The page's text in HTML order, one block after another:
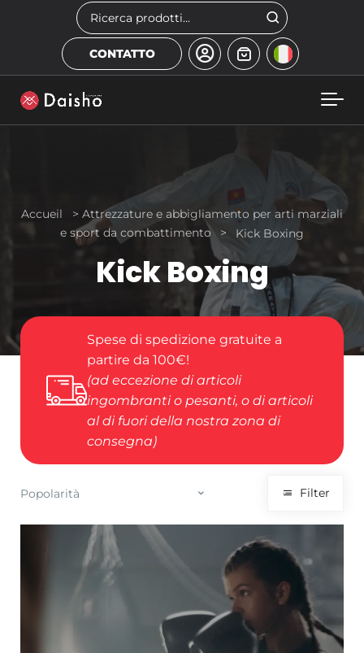
Skip to main content Cerca
CONTATTO
Kick Boxing
Accueil > Attrezzature e abbigliamento per arti marziali
e sport da combattimento
> Kick Boxing
Spese di spedizione gratuite a
partire da 100€!
(ad eccezione di articoli
ingombranti o pesanti, o di articoli
al di fuori della nostra zona di
consegna)
Filter